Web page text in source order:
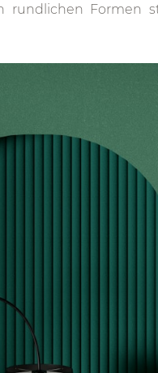
rundlichen Formen